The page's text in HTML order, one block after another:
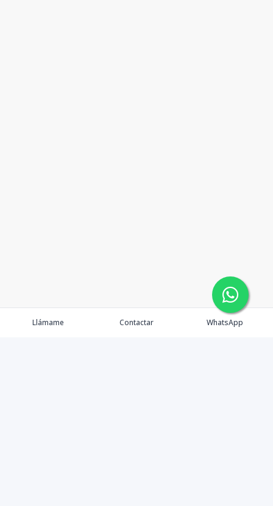
Llámame Contactar WhatsApp